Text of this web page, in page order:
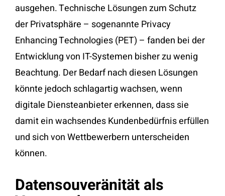
ausgehen. Technische Lösungen zum Schutz
der Privatsphäre – sogenannte Privacy
Enhancing Technologies (PET) – fanden bei der
Entwicklung von IT-Systemen bisher zu wenig
Beachtung. Der Bedarf nach diesen Lösungen
könnte jedoch schlagartig wachsen, wenn
digitale Diensteanbieter erkennen, dass sie
damit ein wachsendes Kundenbedürfnis erfüllen
und sich von Wettbewerbern unterscheiden
können.
Datensouveränität als